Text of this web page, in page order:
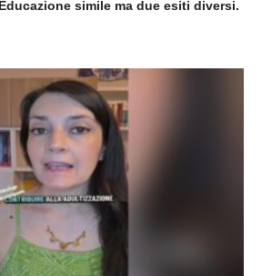
Educazione simile ma due esiti diversi.